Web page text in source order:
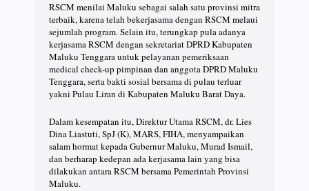
RSCM menilai Maluku sebagai salah satu provinsi mitra
terbaik, karena telah bekerjasama dengan RSCM melaui
sejumlah program. Selain itu, terungkap pula adanya
kerjasama RSCM dengan sekretariat DPRD Kabupaten
Maluku Tenggara untuk pelayanan pemeriksaan
medical check-up pimpinan dan anggota DPRD Maluku
Tenggara, serta bakti sosial bersama di pulau terluar
yakni Pulau Liran di Kabupaten Maluku Barat Daya.
Dalam kesempatan itu, Direktur Utama RSCM, dr. Lies
Dina Liastuti, SpJ (K), MARS, FIHA, menyampaikan
salam hormat kepada Gubernur Maluku, Murad Ismail,
dan berharap kedepan ada kerjasama lain yang bisa
dilakukan antara RSCM bersama Pemerintah Provinsi
Maluku.